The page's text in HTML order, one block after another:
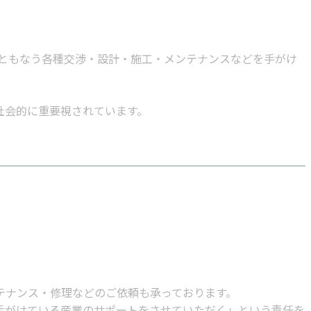
なう各種交渉・設計・施工・メンテナンスなどを手がけ
的に重要視されています。
ンス・修理などのご依頼も承っております。